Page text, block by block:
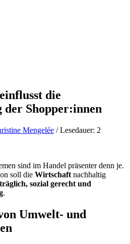
die
der Shopper:innen
Mengelée / Lesedauer: 2
sind im Handel präsenter denn je.
soll die Wirtschaft nachhaltig
sozial gerecht und
.
Umwelt- und